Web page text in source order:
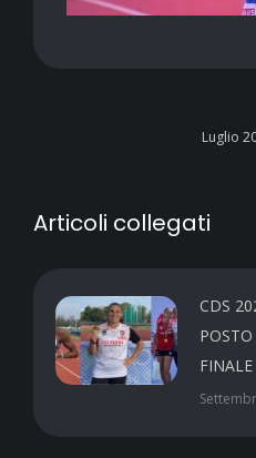
Luglio
Articoli collegati
CDS